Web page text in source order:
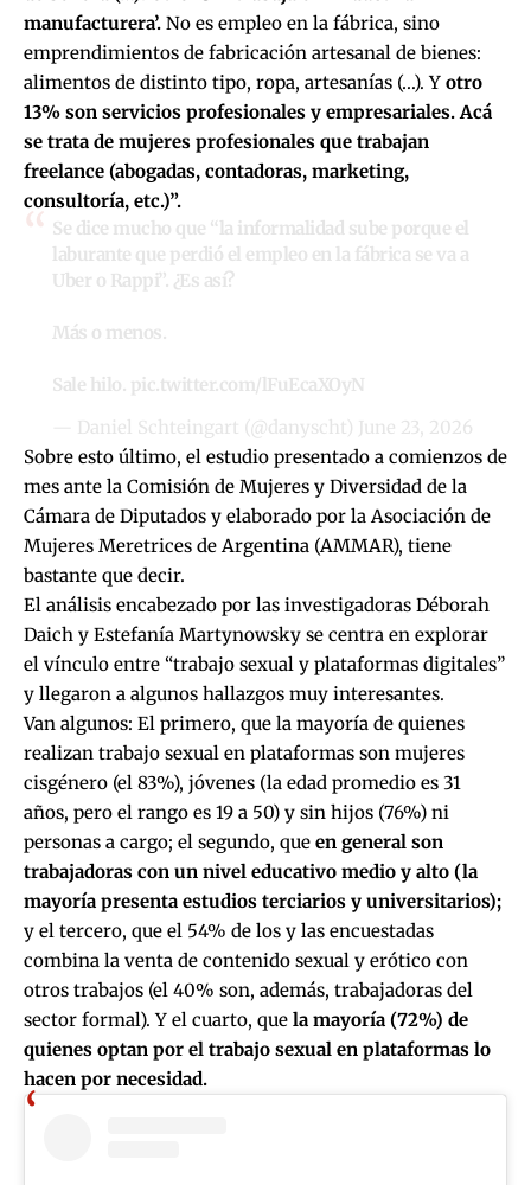
manufacturera’. No es empleo en la fábrica, sino
emprendimientos de fabricación artesanal de bienes:
alimentos de distinto tipo, ropa, artesanías (…). Y otro
13% son servicios profesionales y empresariales. Acá
se trata de mujeres profesionales que trabajan
freelance (abogadas, contadoras, marketing,
consultoría, etc.)”.
Se dice mucho que “la informalidad sube porque el
laburante que perdió el empleo en la fábrica se va a
Uber o Rappi”. ¿Es así?
Más o menos.
Sale hilo. pic.twitter.com/lFuEcaXOyN
— Daniel Schteingart (@danyscht) June 23, 2026
Sobre esto último, el estudio presentado a comienzos de
mes ante la Comisión de Mujeres y Diversidad de la
Cámara de Diputados y elaborado por la Asociación de
Mujeres Meretrices de Argentina (AMMAR), tiene
bastante que decir.
El análisis encabezado por las investigadoras Déborah
Daich y Estefanía Martynowsky se centra en explorar
el vínculo entre “trabajo sexual y plataformas digitales”
y llegaron a algunos hallazgos muy interesantes.
Van algunos: El primero, que la mayoría de quienes
realizan trabajo sexual en plataformas son mujeres
cisgénero (el 83%), jóvenes (la edad promedio es 31
años, pero el rango es 19 a 50) y sin hijos (76%) ni
personas a cargo; el segundo, que en general son
trabajadoras con un nivel educativo medio y alto (la
mayoría presenta estudios terciarios y universitarios);
y el tercero, que el 54% de los y las encuestadas
combina la venta de contenido sexual y erótico con
otros trabajos (el 40% son, además, trabajadoras del
sector formal). Y el cuarto, que la mayoría (72%) de
quienes optan por el trabajo sexual en plataformas lo
hacen por necesidad.